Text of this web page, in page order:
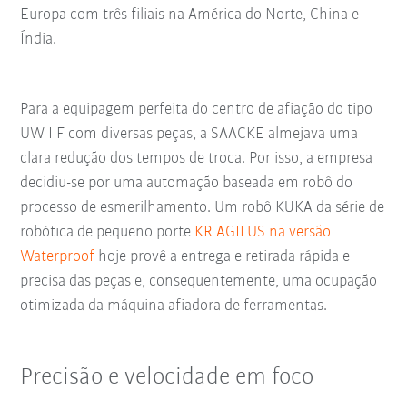
Europa com três filiais na América do Norte, China e
Índia.
Para a equipagem perfeita do centro de afiação do tipo
UW I F com diversas peças, a SAACKE almejava uma
clara redução dos tempos de troca. Por isso, a empresa
decidiu-se por uma automação baseada em robô do
processo de esmerilhamento. Um robô KUKA da série de
robótica de pequeno porte KR AGILUS na versão
Waterproof hoje provê a entrega e retirada rápida e
precisa das peças e, consequentemente, uma ocupação
otimizada da máquina afiadora de ferramentas.
Precisão e velocidade em foco